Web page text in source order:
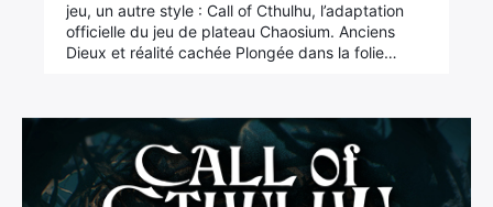
jeu, un autre style : Call of Cthulhu, l’adaptation
officielle du jeu de plateau Chaosium. Anciens
Dieux et réalité cachée Plongée dans la folie…